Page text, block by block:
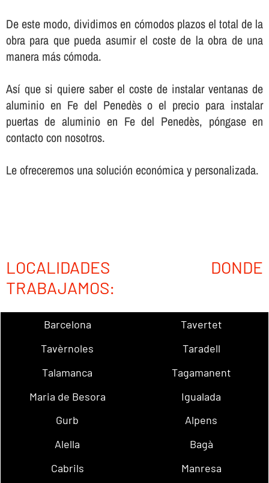
De este modo, dividimos en cómodos plazos el total de la
obra para que pueda asumir el coste de la obra de una
manera más cómoda.
Así­ que si quiere saber el coste de instalar ventanas de
aluminio en Fe del Penedès o el precio para instalar
puertas de aluminio en Fe del Penedès, póngase en
contacto con nosotros.
Le ofreceremos una solución económica y personalizada.
LOCALIDADES DONDE
TRABAJAMOS:
Barcelona
Tavertet
Tavèrnoles
Taradell
Talamanca
Tagamanent
Maria de Besora
Igualada
Gurb
Alpens
Alella
Bagà
Cabrils
Manresa